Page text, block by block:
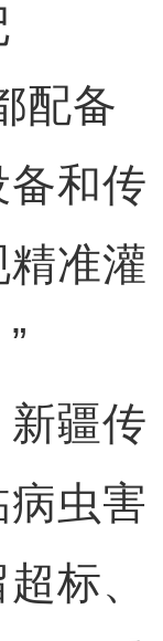
配备
和传
准灌
疆传
虫害
标、